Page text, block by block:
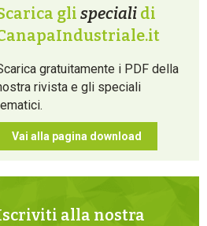
gli speciali di
gratuitamente i PDF della
rivista e gli speciali
Vai alla pagina download
alla nostra